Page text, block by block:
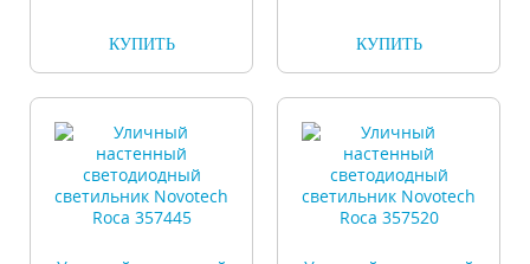
КУПИТЬ КУПИТЬ